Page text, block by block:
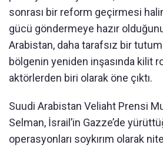
sonrası bir reform geçirmesi
gücü göndermeye hazır
Arabistan, daha tarafsız bir
bölgenin yeniden inşasında kilit
aktörlerden biri olarak öne çıktı.
Suudi Arabistan Veliaht Prensi
Selman, İsrail’in Gazze’de
operasyonları soykırım olarak